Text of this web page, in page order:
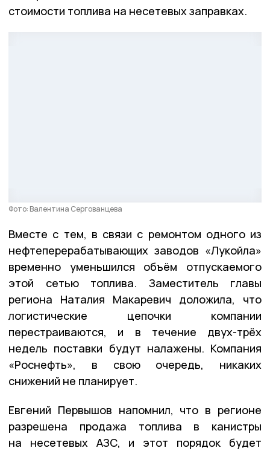
стоимости топлива на несетевых заправках.
Фото: Валентина Сергованцева
Вместе с тем, в связи с ремонтом одного из
нефтеперерабатывающих заводов «Лукойла»
временно уменьшился объём отпускаемого
этой сетью топлива. Заместитель главы
региона Наталия Макаревич доложила, что
логистические цепочки компании
перестраиваются, и в течение двух-трёх
недель поставки будут налажены. Компания
«Роснефть», в свою очередь, никаких
снижений не планирует.
Евгений Первышов напомнил, что в регионе
разрешена продажа топлива в канистры
на несетевых АЗС, и этот порядок будет